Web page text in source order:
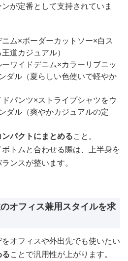
が定番として支持されていま
ム×ボーダーカットソー×白ス
道カジュアル）
ワイドデニム×カラーリブニッ
ダル（夏らしい色使いで軽やか
パンツ×ストライプシャツをウ
ダル（爽やかカジュアルの定
ンパクトにまとめること。
トムと合わせる際は、上半身を
ンスが整います。
オフィス兼用スタイルを求
オフィスや外出先でも使いたい
ことで汎用性が上がります。